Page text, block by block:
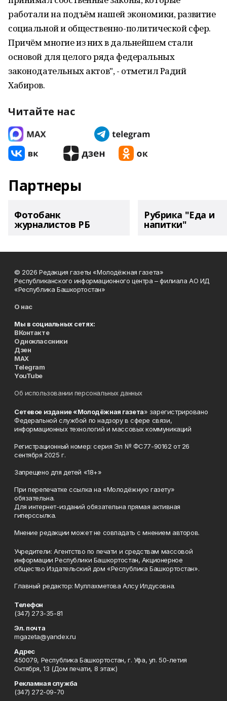
работали на подъём нашей экономики, развитие
социальной и общественно-политической сфер.
Причём многие из них в дальнейшем стали
основой для целого ряда федеральных
законодательных актов", - отметил Радий
Хабиров.
Читайте нас
Партнеры
Фотобанк
журналистов РБ
Рубрика "Еда и
напитки"
© 2026 Редакция газеты «Молодёжная газета»
Республиканского информационного центра – филиала АО ИД
«Республика Башкортостан»
О нас
Мы в социальных сетях:
ВКонтакте
Одноклассники
Дзен
MAX
Telegram
YouTube
Об использовании персональных данных
Сетевое издание «Молодёжная газета» зарегистрировано
Федеральной службой по надзору в сфере связи,
информационных технологий и массовых коммуникаций
Регистрационный номер: серия Эл № ФС77-90162 от 26
сентября 2025 г.
Запрещено для детей «18+»
При перепечатке ссылка на «Молодёжную газету»
обязательна.
Для интернет-изданий обязательна прямая активная
гиперссылка.
Мнение редакции может не совпадать с мнением авторов.
Учредители: Агентство по печати и средствам массовой
информации Республики Башкортостан, Акционерное
общество Издательский дом «Республика Башкортостан».
Главный редактор: Муллахметова Алсу Илдусовна.
Телефон
(347) 273-35-81
Эл. почта
mgazeta@yandex.ru
Адрес
450079, Республика Башкортостан, г. Уфа, ул. 50-летия
Октября, 13 (Дом печати, 8 этаж)
Рекламная служба
(347) 272-09-70